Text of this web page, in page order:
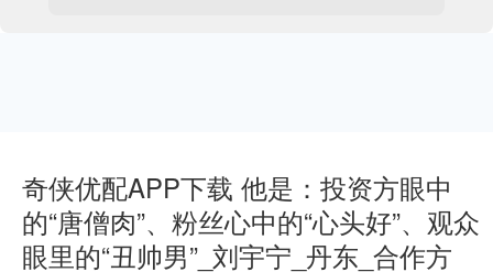
奇侠优配APP下载 他是：投资方眼中
的“唐僧肉”、粉丝心中的“心头好”、观众
眼里的“丑帅男”_刘宇宁_丹东_合作方